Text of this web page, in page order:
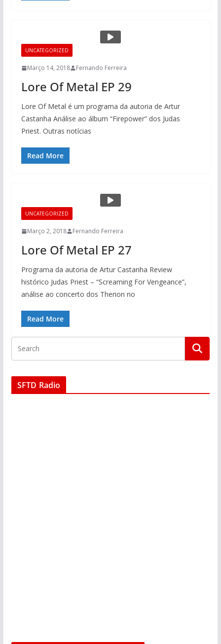
UNCATEGORIZED
Março 14, 2018 Fernando Ferreira
Lore Of Metal EP 29
Lore Of Metal é um programa da autoria de Artur
Castanha Análise ao álbum “Firepower” dos Judas
Priest. Outras notícias
Read More
UNCATEGORIZED
Março 2, 2018 Fernando Ferreira
Lore Of Metal EP 27
Programa da autoria de Artur Castanha Review
histórico Judas Priest – “Screaming For Vengeance”,
análise ao concerto dos Therion no
Read More
SFTD Radio